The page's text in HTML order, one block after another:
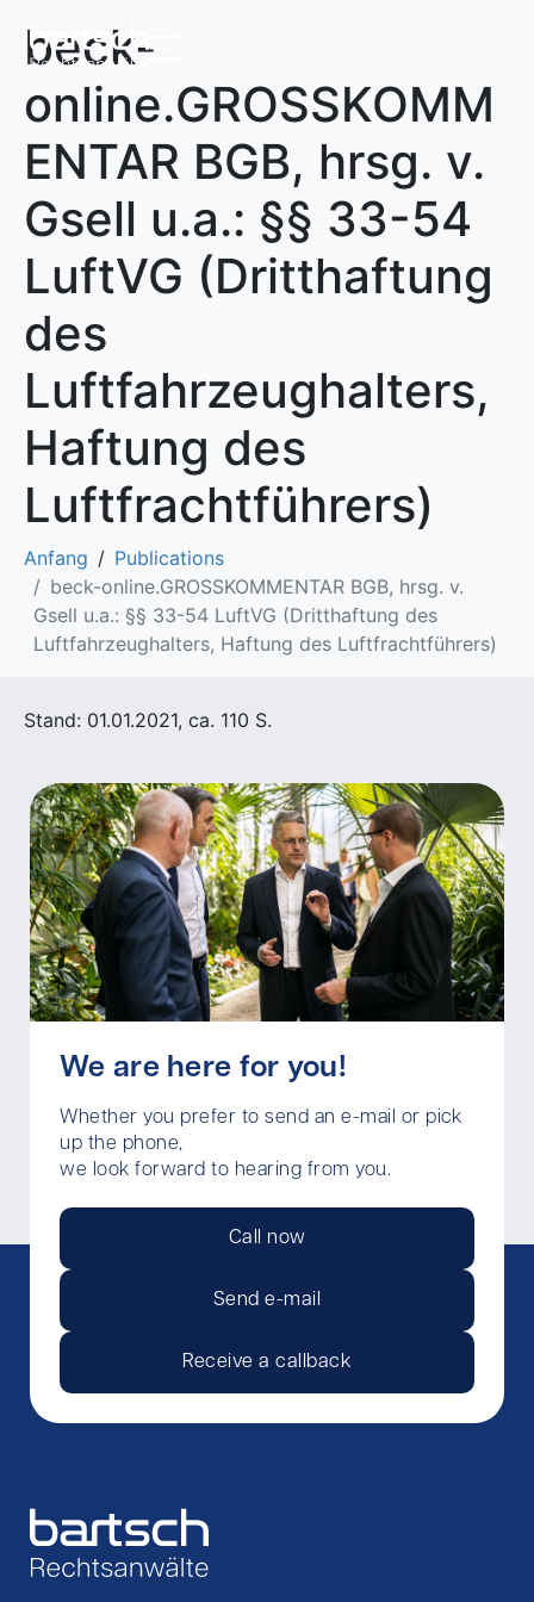
beck-
online.GROSSKOMM
ENTAR BGB, hrsg. v.
Gsell u.a.: §§ 33-54
LuftVG (Dritthaftung
des
Luftfahrzeughalters,
Haftung des
Luftfrachtführers)
Anfang
Publications
beck-online.GROSSKOMMENTAR BGB, hrsg. v.
Gsell u.a.: §§ 33-54 LuftVG (Dritthaftung des
Luftfahrzeughalters, Haftung des Luftfrachtführers)
Stand: 01.01.2021, ca. 110 S.
We are here for you!
Whether you prefer to send an e-mail or pick
up the phone,
we look forward to hearing from you.
Call now
Send e-mail
Receive a callback